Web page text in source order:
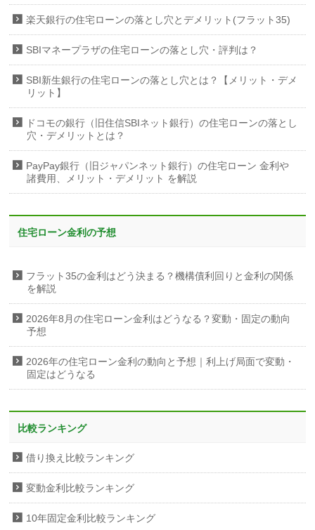
楽天銀行の住宅ローンの落とし穴とデメリット(フラット35)
SBIマネープラザの住宅ローンの落とし穴・評判は？
SBI新生銀行の住宅ローンの落とし穴とは？【メリット・デメ
リット】
ドコモの銀行（旧住信SBIネット銀行）の住宅ローンの落とし
穴・デメリットとは？
PayPay銀行（旧ジャパンネット銀行）の住宅ローン 金利や
諸費用、メリット・デメリット を解説
住宅ローン金利の予想
フラット35の金利はどう決まる？機構債利回りと金利の関係
を解説
2026年8月の住宅ローン金利はどうなる？変動・固定の動向
予想
2026年の住宅ローン金利の動向と予想｜利上げ局面で変動・
固定はどうなる
比較ランキング
借り換え比較ランキング
変動金利比較ランキング
10年固定金利比較ランキング